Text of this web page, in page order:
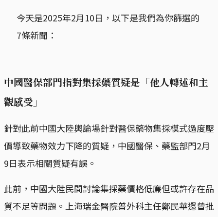
今天是2025年2月10日，以下是我們為你篩選的
7條新聞：
中國醫保部門指對集採藥質疑是「他人轉述和主
觀感受」
針對此前中國大陸輿論場針對醫保藥物集採模式過度壓
價導致藥物效力下降的質疑，中國醫保、藥監部門2月
9日表示相關質疑有誤。
此前，中國大陸民間討論集採藥價格低廉但或許存在品
質不足等問題。上海瑞金醫院普外科主任鄭民華還曾批